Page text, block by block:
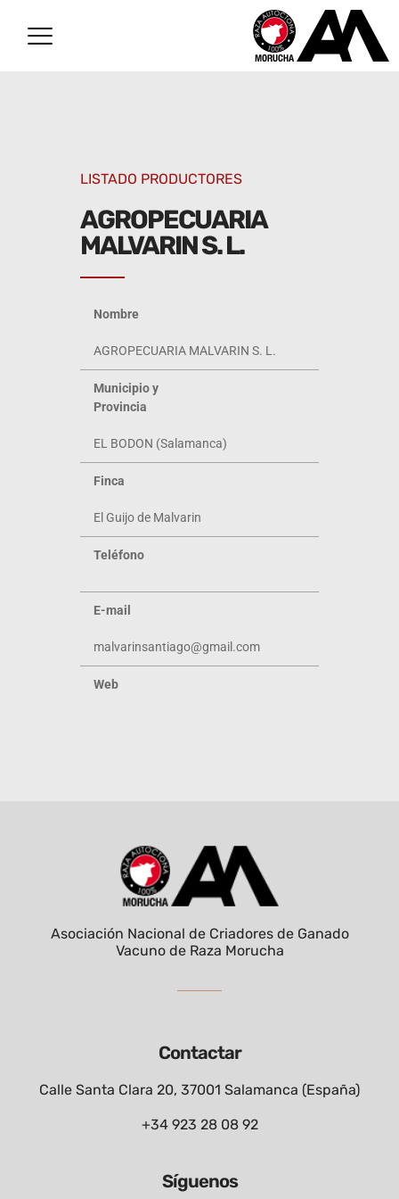
LISTADO PRODUCTORES
AGROPECUARIA
MALVARIN S. L.
Nombre
AGROPECUARIA MALVARIN S. L.
Municipio y
Provincia
EL BODON (Salamanca)
Finca
El Guijo de Malvarin
Teléfono
E-mail
malvarinsantiago@gmail.com
Web
Contactar
Calle Santa Clara 20, 37001 Salamanca (España)
+34 923 28 08 92
Asociación Nacional de Criadores de Ganado
Vacuno de Raza Morucha
Síguenos